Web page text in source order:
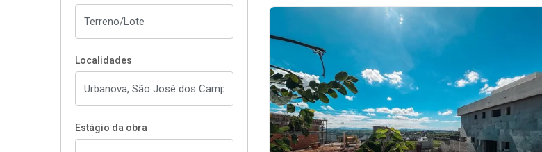
Localidades
Estágio da obra